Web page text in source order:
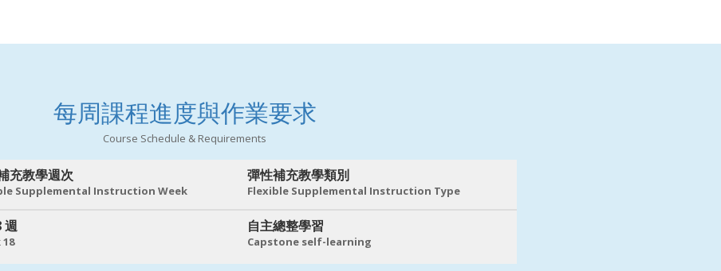
每周課程進度與作業要求
Course Schedule & Requirements
充教學週次
Supplemental Instruction Week
彈性補充教學類別
Flexible Supplemental Instruction Type
週 自主總整學習
Capstone self-learning